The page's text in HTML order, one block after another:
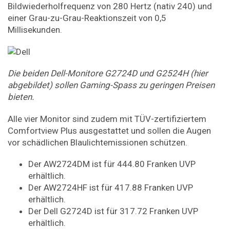
Bildwiederholfrequenz von 280 Hertz (nativ 240) und
einer Grau-zu-Grau-Reaktionszeit von 0,5
Millisekunden.
Die beiden Dell-Monitore G2724D und G2524H (hier
abgebildet) sollen Gaming-Spass zu geringen Preisen
bieten.
Alle vier Monitor sind zudem mit TÜV-zertifiziertem
Comfortview Plus ausgestattet und sollen die Augen
vor schädlichen Blaulichtemissionen schützen.
Der AW2724DM ist für 444.80 Franken UVP
erhältlich.
Der AW2724HF ist für 417.88 Franken UVP
erhältlich.
Der Dell G2724D ist für 317.72 Franken UVP
erhältlich.